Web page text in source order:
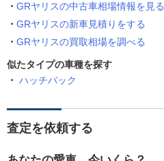
GRヤリスの中古車相場情報を見る
GRヤリスの新車見積りをする
GRヤリスの買取相場を調べる
似たタイプの車種を探す
ハッチバック
査定を依頼する